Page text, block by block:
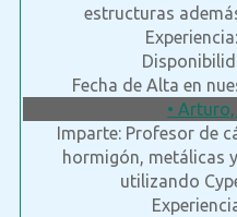
estructuras
Fecha de Alta en
•
Imparte: Profesor de
hormigón, metálicas
utilizando